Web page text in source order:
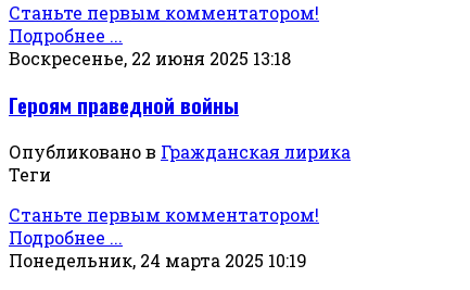
Станьте первым комментатором!
Подробнее ...
Воскресенье, 22 июня 2025 13:18
Героям праведной войны
Опубликовано в Гражданская лирика
Теги
Станьте первым комментатором!
Подробнее ...
Понедельник, 24 марта 2025 10:19